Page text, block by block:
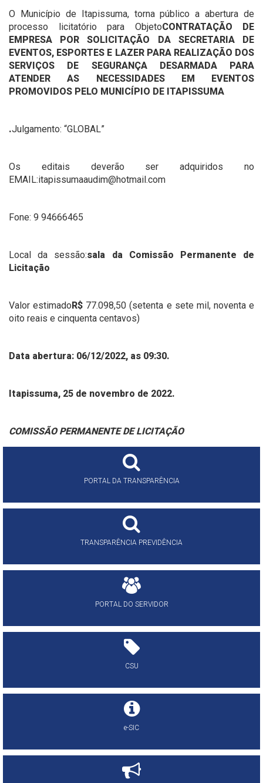
O Município de Itapissuma, torna público a abertura de
processo licitatório para ObjetoCONTRATAÇÃO DE
EMPRESA POR SOLICITAÇÃO DA SECRETARIA DE
EVENTOS, ESPORTES E LAZER PARA REALIZAÇÃO DOS
SERVIÇOS DE SEGURANÇA DESARMADA PARA
ATENDER AS NECESSIDADES EM EVENTOS
PROMOVIDOS PELO MUNICÍPIO DE ITAPISSUMA
.Julgamento: “GLOBAL”
Os editais deverão ser adquiridos no
EMAIL:itapissumaaudim@hotmail.com
Fone: 9 94666465
Local da sessão:sala da Comissão Permanente de
Licitação
Valor estimadoR$ 77.098,50 (setenta e sete mil, noventa e
oito reais e cinquenta centavos)
Data abertura: 06/12/2022, as 09:30.
Itapissuma, 25 de novembro de 2022.
COMISSÃO PERMANENTE DE LICITAÇÃO
PORTAL DA TRANSPARÊNCIA
TRANSPARÊNCIA PREVIDÊNCIA
PORTAL DO SERVIDOR
CSU
e-SIC